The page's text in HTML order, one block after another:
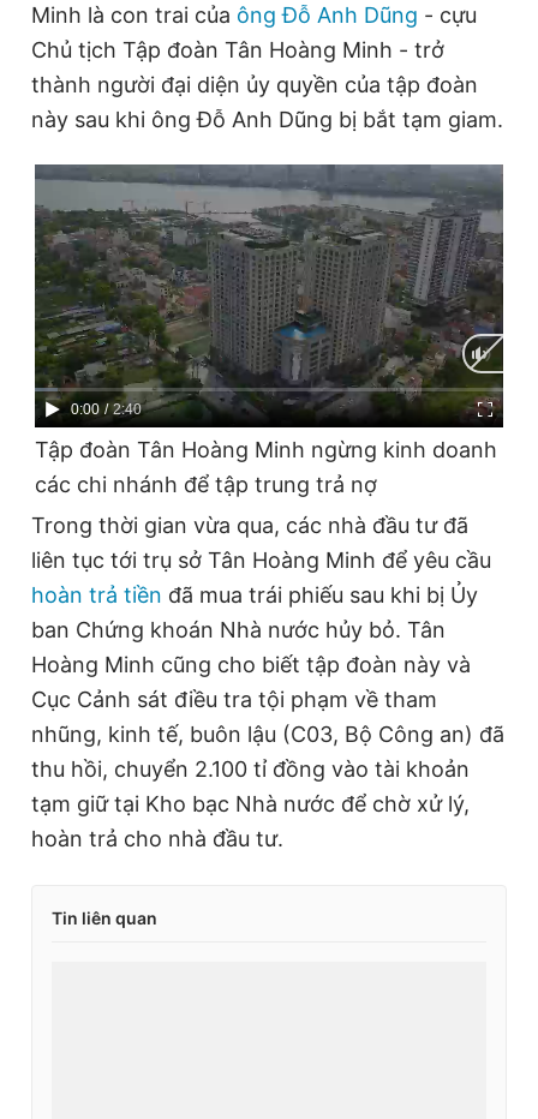
Minh là con trai của ông Đỗ Anh Dũng - cựu
Chủ tịch Tập đoàn Tân Hoàng Minh - trở
thành người đại diện ủy quyền của tập đoàn
này sau khi ông Đỗ Anh Dũng bị bắt tạm giam.
Current
Time
0:00 / Duration
2:40
Tập đoàn Tân Hoàng Minh ngừng kinh doanh
các chi nhánh để tập trung trả nợ
Trong thời gian vừa qua, các nhà đầu tư đã
liên tục tới trụ sở Tân Hoàng Minh để yêu cầu
hoàn trả tiền đã mua trái phiếu sau khi bị Ủy
ban Chứng khoán Nhà nước hủy bỏ. Tân
Hoàng Minh cũng cho biết tập đoàn này và
Cục Cảnh sát điều tra tội phạm về tham
nhũng, kinh tế, buôn lậu (C03, Bộ Công an) đã
thu hồi, chuyển 2.100 tỉ đồng vào tài khoản
tạm giữ tại Kho bạc Nhà nước để chờ xử lý,
hoàn trả cho nhà đầu tư.
Tin liên quan